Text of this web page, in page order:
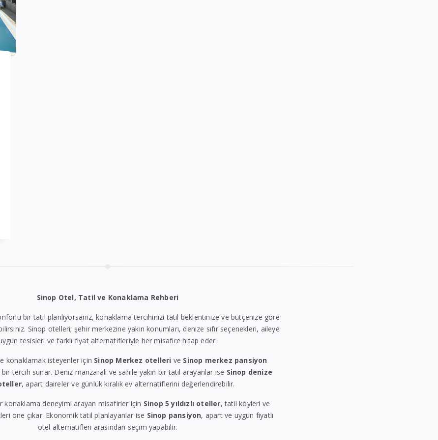
Sinop Otel, Tatil ve Konaklama Rehberi
bir tatil planlıyorsanız, konaklama tercihinizi tatil beklentinize ve bütçenize göre
Sinop otelleri; şehir merkezine yakın konumları, denize sıfır seçenekleri, aileye
tesisleri ve farklı fiyat alternatifleriyle her misafire hitap eder.
konaklamak isteyenler için Sinop Merkez otelleri ve Sinop merkez pansiyon
tercih sunar. Deniz manzaralı ve sahile yakın bir tatil arayanlar ise Sinop denize
, apart daireler ve günlük kiralık ev alternatiflerini değerlendirebilir.
konaklama deneyimi arayan misafirler için Sinop 5 yıldızlı oteller, tatil köyleri ve
öne çıkar. Ekonomik tatil planlayanlar ise Sinop pansiyon, apart ve uygun fiyatlı
otel alternatifleri arasından seçim yapabilir.